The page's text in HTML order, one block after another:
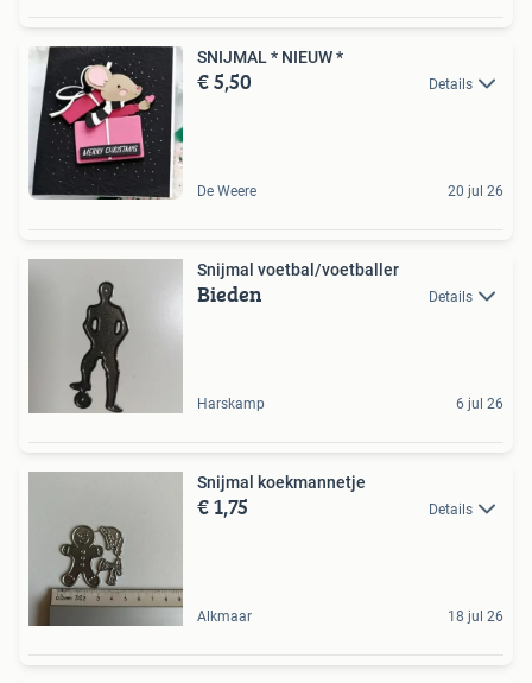
SNIJMAL * NIEUW *
€ 5,50 Details
De Weere 20 jul 26
Snijmal voetbal/voetballer
Bieden Details
Harskamp 6 jul 26
Snijmal koekmannetje
€ 1,75 Details
Alkmaar 18 jul 26